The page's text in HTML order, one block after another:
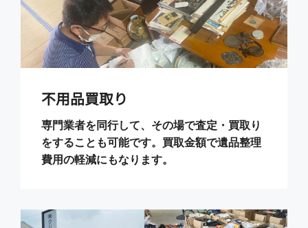
不用品買取り
専門業者を同行して、その場で査定・買取り
をすることも可能です。買取金額で遺品整理
費用の軽減にもなります。